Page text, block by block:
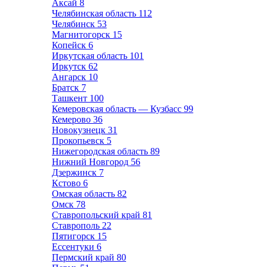
Аксай 8
Челябинская область 112
Челябинск 53
Магнитогорск 15
Копейск 6
Иркутская область 101
Иркутск 62
Ангарск 10
Братск 7
Ташкент 100
Кемеровская область — Кузбасс 99
Кемерово 36
Новокузнецк 31
Прокопьевск 5
Нижегородская область 89
Нижний Новгород 56
Дзержинск 7
Кстово 6
Омская область 82
Омск 78
Ставропольский край 81
Ставрополь 22
Пятигорск 15
Ессентуки 6
Пермский край 80